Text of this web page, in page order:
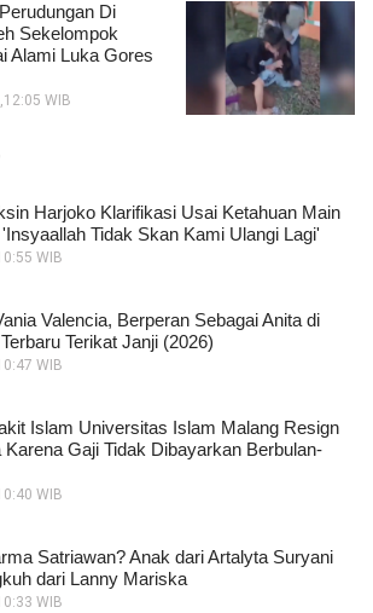
Di
Sekelompok
Alami Luka Gores
WIB
Harjoko Klarifikasi Usai Ketahuan Main
Tidak Skan Kami Ulangi Lagi'
WIB
Valencia, Berperan Sebagai Anita di
Terikat Janji (2026)
WIB
Islam Universitas Islam Malang Resign
Karena Gaji Tidak Dibayarkan Berbulan-
WIB
Satriawan? Anak dari Artalyta Suryani
dari Lanny Mariska
WIB